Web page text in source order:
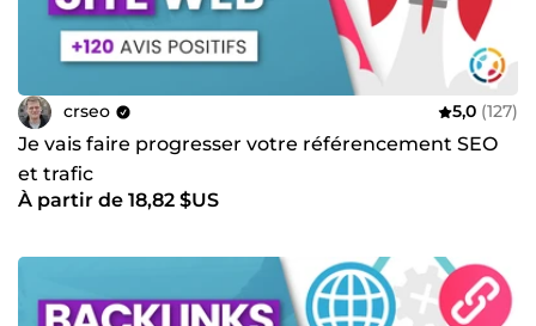
crseo 5,0 (127)
Je vais faire progresser votre référencement SEO
et trafic
À partir de 18,82 $US